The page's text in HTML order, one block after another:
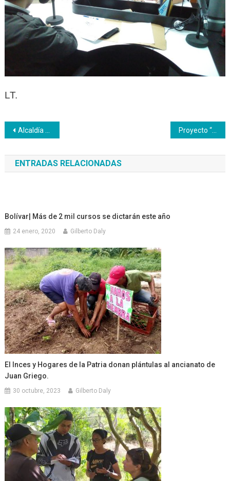
LT.
Navegación
de
entradas
Alcaldía de Vargas e Inces consolidan acuerdos formativos Proyecto “Guía Turística Digital” solicita acompañamiento del Inces guaireño
ENTRADAS RELACIONADAS
Bolívar| Más de 2 mil cursos se dictarán este año
24 enero, 2020 Gilberto Daly
El Inces y Hogares de la Patria donan plántulas al ancianato de
Juan Griego.
30 octubre, 2023 Gilberto Daly